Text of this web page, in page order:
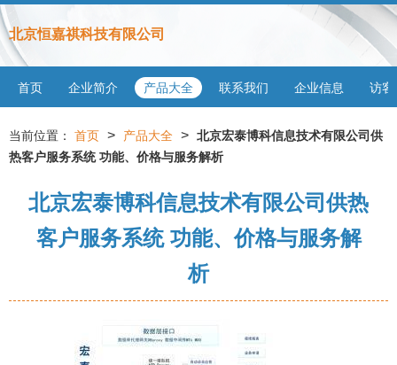
北京恒嘉祺科技有限公司
首页 企业简介 产品大全 联系我们 企业信息 访客
当前位置： 首页 > 产品大全 > 北京宏泰博科信息技术有限公司供
热客户服务系统 功能、价格与服务解析
北京宏泰博科信息技术有限公司供热
客户服务系统 功能、价格与服务解
析